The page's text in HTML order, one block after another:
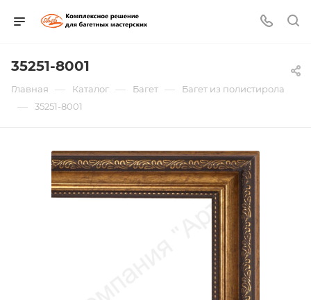
35251-8001
Главная — Каталог — Багет — Багет из полистирола
— 35251-8001